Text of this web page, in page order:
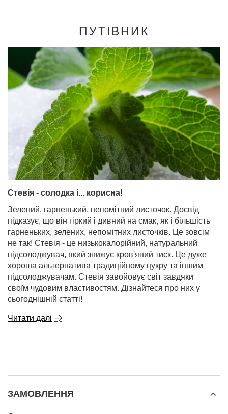
ПУТІВНИК
Стевія - солодка і... корисна!
Зелений, гарненький, непомітний листочок. Досвід
підказує, що він гіркий і дивний на смак, як і більшість
гарненьких, зелених, непомітних листочків. Це зовсім
не так! Стевія - це низькокалорійний, натуральний
підсолоджувач, який знижує кров'яний тиск. Це дуже
хороша альтернатива традиційному цукру та іншим
підсолоджувачам. Стевія завойовує світ завдяки
своїм чудовим властивостям. Дізнайтеся про них у
сьогоднішній статті!
Читати далі
ЗАМОВЛЕННЯ